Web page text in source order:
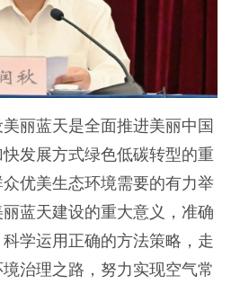
蓝天是全面推进美丽中国
发展方式绿色低碳转型的重
优美生态环境需要的有力举
蓝天建设的重大意义，准确
学运用正确的方法策略，走
治理之路，努力实现空气常